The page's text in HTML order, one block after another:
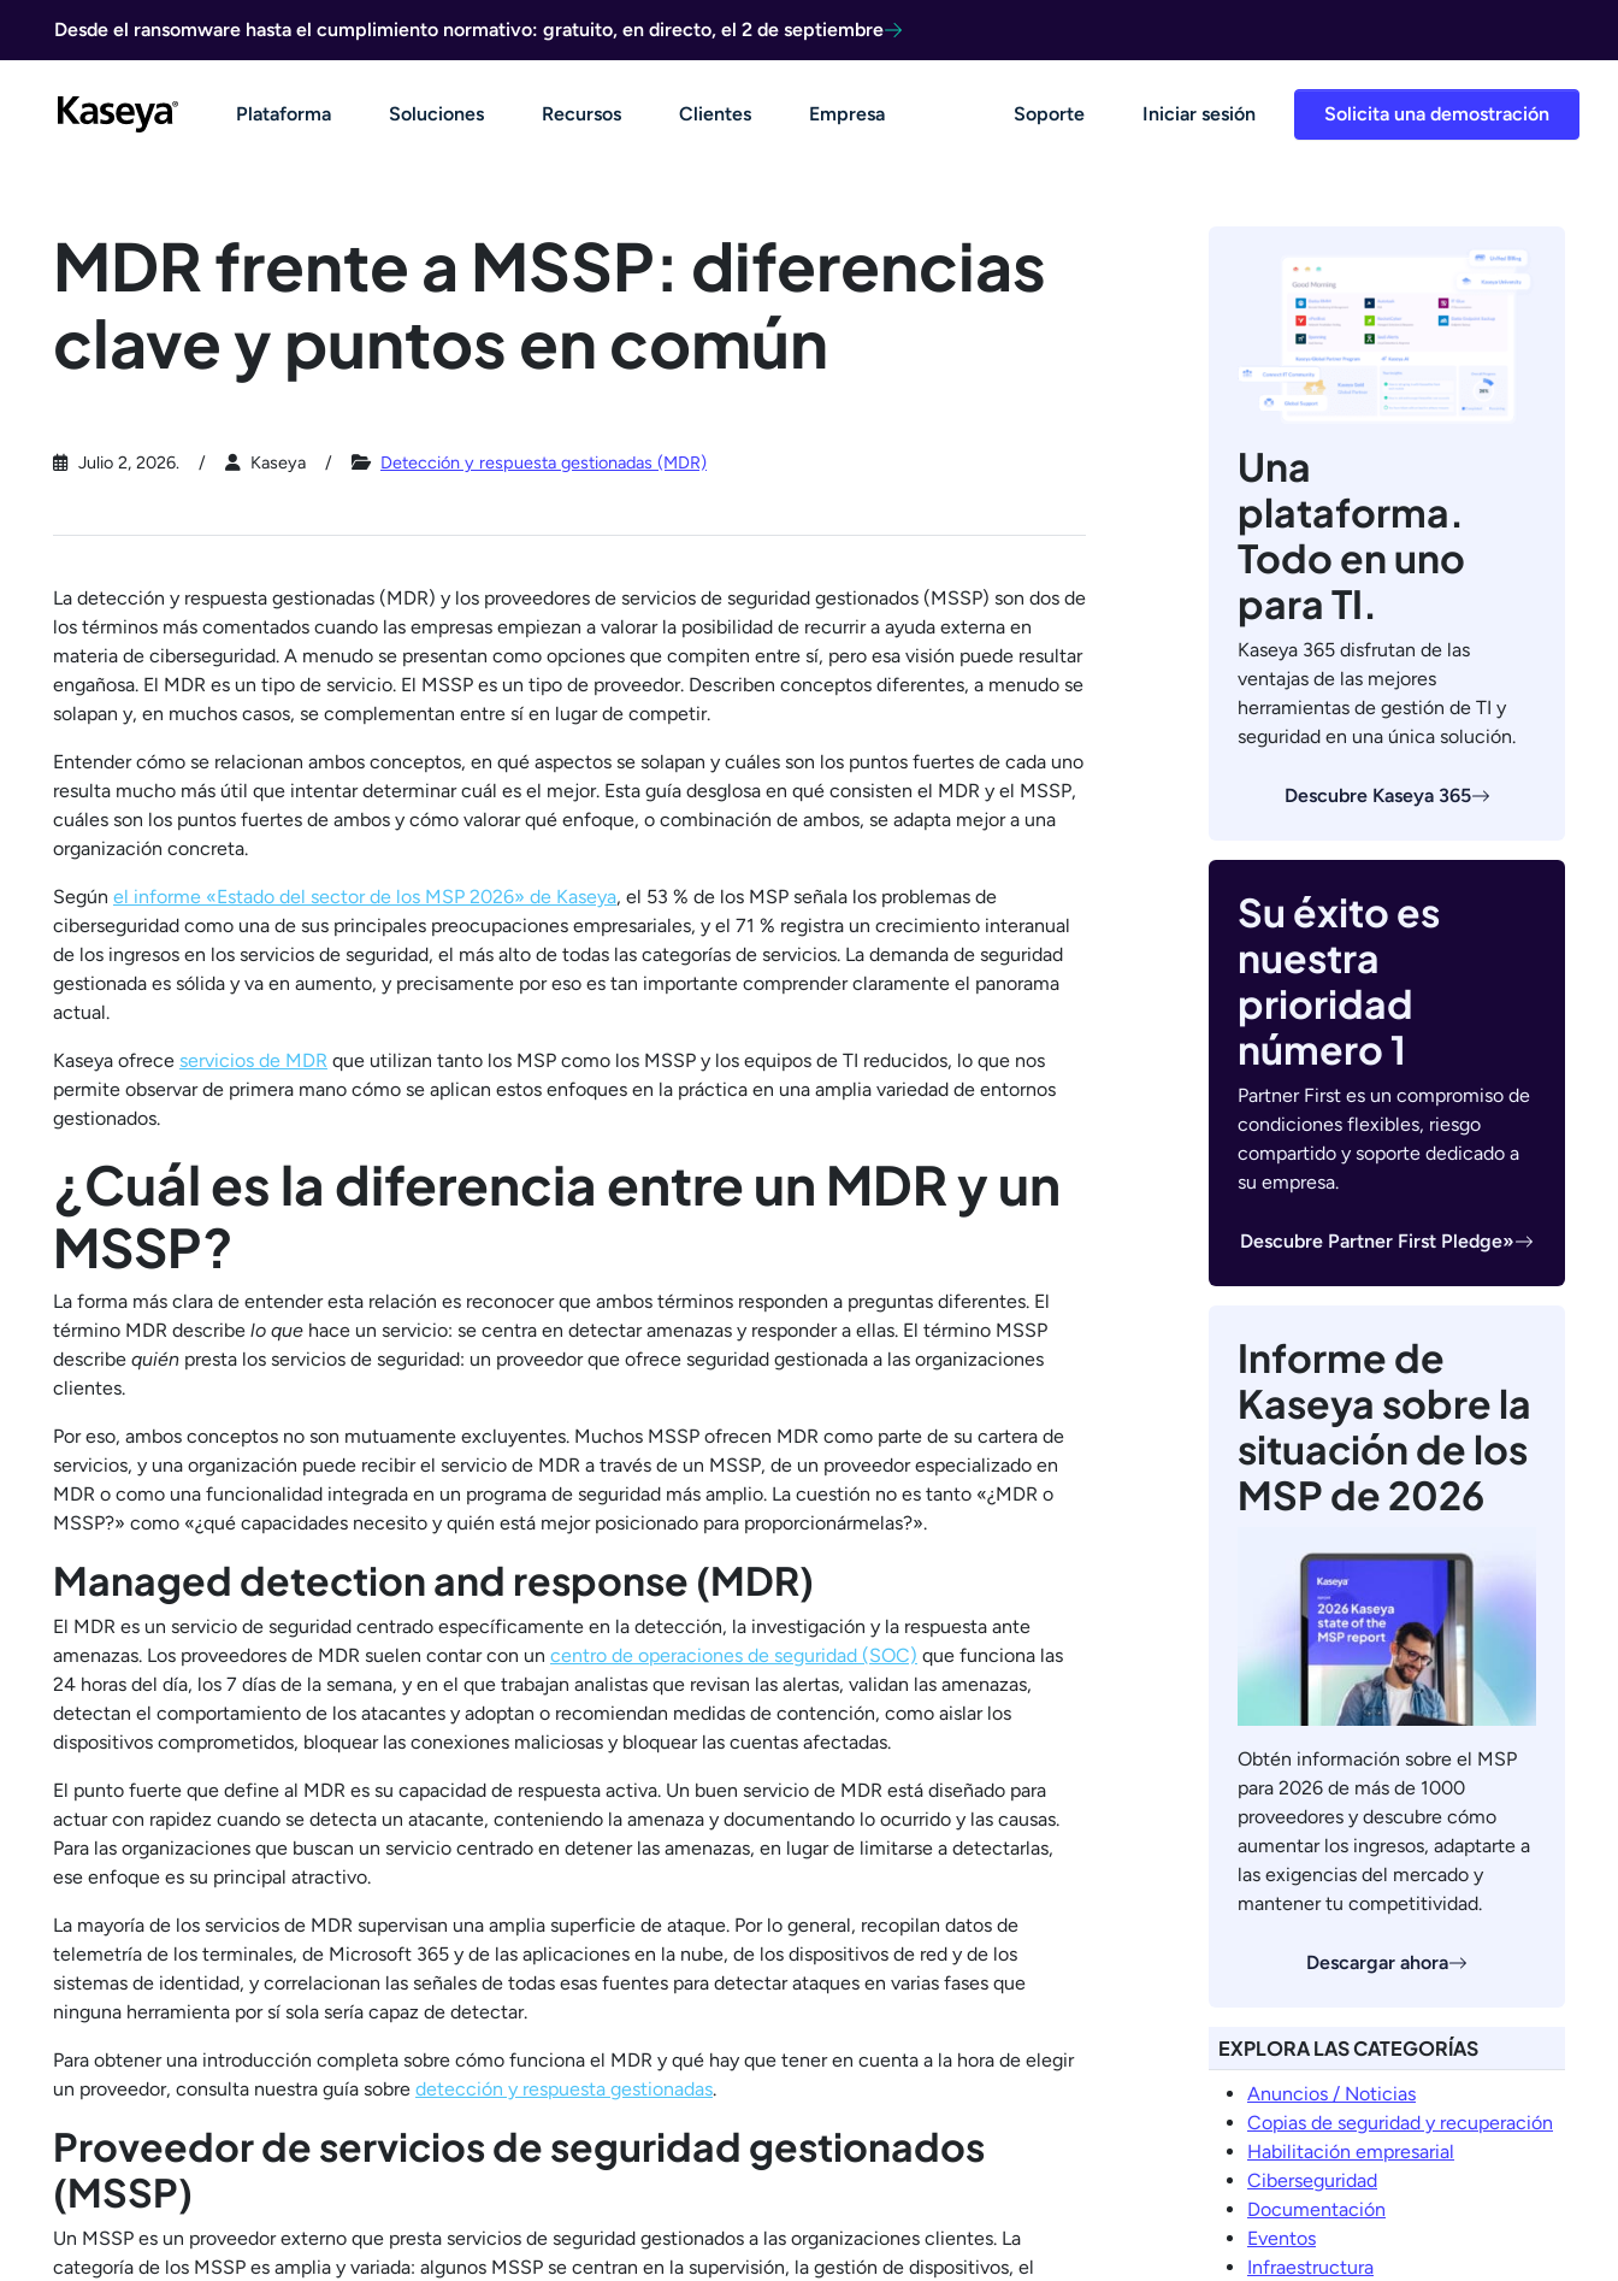
Desde el ransomware hasta el cumplimiento normativo: gratuito, en directo, el 2 de septiembre
Solicita una demostración
Plataforma Soluciones Recursos Clientes Empresa Soporte Iniciar sesión
MDR frente a MSSP: diferencias
clave y puntos en común
Julio 2, 2026. Kaseya Detección y respuesta gestionadas (MDR)
La detección y respuesta gestionadas (MDR) y los proveedores de servicios de seguridad gestionados (MSSP) son dos de
los términos más comentados cuando las empresas empiezan a valorar la posibilidad de recurrir a ayuda externa en
materia de ciberseguridad. A menudo se presentan como opciones que compiten entre sí, pero esa visión puede resultar
engañosa. El MDR es un tipo de servicio. El MSSP es un tipo de proveedor. Describen conceptos diferentes, a menudo se
solapan y, en muchos casos, se complementan entre sí en lugar de competir.
Entender cómo se relacionan ambos conceptos, en qué aspectos se solapan y cuáles son los puntos fuertes de cada uno
resulta mucho más útil que intentar determinar cuál es el mejor. Esta guía desglosa en qué consisten el MDR y el MSSP,
cuáles son los puntos fuertes de ambos y cómo valorar qué enfoque, o combinación de ambos, se adapta mejor a una
organización concreta.
Según el informe «Estado del sector de los MSP 2026» de Kaseya, el 53 % de los MSP señala los problemas de
ciberseguridad como una de sus principales preocupaciones empresariales, y el 71 % registra un crecimiento interanual
de los ingresos en los servicios de seguridad, el más alto de todas las categorías de servicios. La demanda de seguridad
gestionada es sólida y va en aumento, y precisamente por eso es tan importante comprender claramente el panorama
actual.
Kaseya ofrece servicios de MDR que utilizan tanto los MSP como los MSSP y los equipos de TI reducidos, lo que nos
permite observar de primera mano cómo se aplican estos enfoques en la práctica en una amplia variedad de entornos
gestionados.
¿Cuál es la diferencia entre un MDR y un
MSSP?
La forma más clara de entender esta relación es reconocer que ambos términos responden a preguntas diferentes. El
término MDR describe lo que hace un servicio: se centra en detectar amenazas y responder a ellas. El término MSSP
describe quién presta los servicios de seguridad: un proveedor que ofrece seguridad gestionada a las organizaciones
clientes.
Por eso, ambos conceptos no son mutuamente excluyentes. Muchos MSSP ofrecen MDR como parte de su cartera de
servicios, y una organización puede recibir el servicio de MDR a través de un MSSP, de un proveedor especializado en
MDR o como una funcionalidad integrada en un programa de seguridad más amplio. La cuestión no es tanto «¿MDR o
MSSP?» como «¿qué capacidades necesito y quién está mejor posicionado para proporcionármelas?».
Managed detection and response (MDR)
El MDR es un servicio de seguridad centrado específicamente en la detección, la investigación y la respuesta ante
amenazas. Los proveedores de MDR suelen contar con un centro de operaciones de seguridad (SOC) que funciona las
24 horas del día, los 7 días de la semana, y en el que trabajan analistas que revisan las alertas, validan las amenazas,
detectan el comportamiento de los atacantes y adoptan o recomiendan medidas de contención, como aislar los
dispositivos comprometidos, bloquear las conexiones maliciosas y bloquear las cuentas afectadas.
El punto fuerte que define al MDR es su capacidad de respuesta activa. Un buen servicio de MDR está diseñado para
actuar con rapidez cuando se detecta un atacante, conteniendo la amenaza y documentando lo ocurrido y las causas.
Para las organizaciones que buscan un servicio centrado en detener las amenazas, en lugar de limitarse a detectarlas,
ese enfoque es su principal atractivo.
La mayoría de los servicios de MDR supervisan una amplia superficie de ataque. Por lo general, recopilan datos de
telemetría de los terminales, de Microsoft 365 y de las aplicaciones en la nube, de los dispositivos de red y de los
sistemas de identidad, y correlacionan las señales de todas esas fuentes para detectar ataques en varias fases que
ninguna herramienta por sí sola sería capaz de detectar.
Para obtener una introducción completa sobre cómo funciona el MDR y qué hay que tener en cuenta a la hora de elegir
un proveedor, consulta nuestra guía sobre detección y respuesta gestionadas.
Proveedor de servicios de seguridad gestionados
(MSSP)
Un MSSP es un proveedor externo que presta servicios de seguridad gestionados a las organizaciones clientes. La
categoría de los MSSP es amplia y variada: algunos MSSP se centran en la supervisión, la gestión de dispositivos, el
Una
plataforma.
Todo en uno
para TI.
Kaseya 365 disfrutan de las
ventajas de las mejores
herramientas de gestión de TI y
seguridad en una única solución.
Descubre Kaseya 365
Su éxito es
nuestra
prioridad
número 1
Partner First es un compromiso de
condiciones flexibles, riesgo
compartido y soporte dedicado a
su empresa.
Descubre Partner First Pledge»
Informe de
Kaseya sobre la
situación de los
MSP de 2026
Obtén información sobre el MSP
para 2026 de más de 1000
proveedores y descubre cómo
aumentar los ingresos, adaptarte a
las exigencias del mercado y
mantener tu competitividad.
Descargar ahora
EXPLORA LAS CATEGORÍAS
Anuncios / Noticias
Copias de seguridad y recuperación
Habilitación empresarial
Ciberseguridad
Documentación
Eventos
Infraestructura